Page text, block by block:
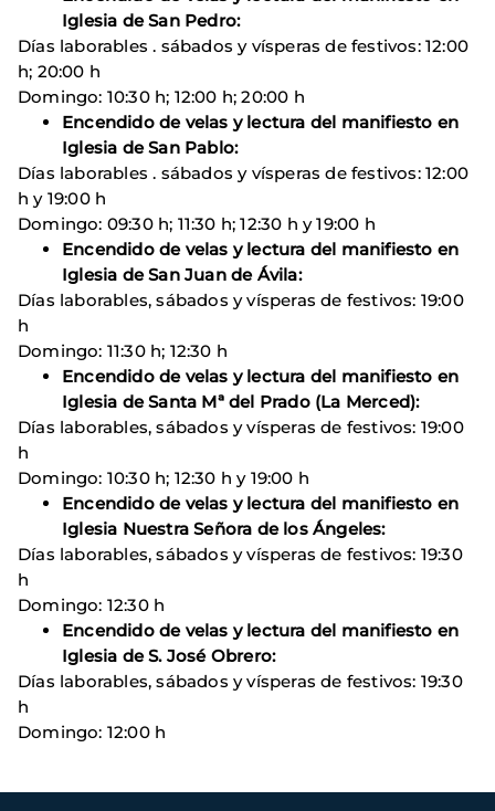
Iglesia de San Pedro:
Días laborables . sábados y vísperas de festivos: 12:00
h; 20:00 h
Domingo: 10:30 h; 12:00 h; 20:00 h
Encendido de velas y lectura del manifiesto en
Iglesia de San Pablo:
Días laborables . sábados y vísperas de festivos: 12:00
h y 19:00 h
Domingo: 09:30 h; 11:30 h; 12:30 h y 19:00 h
Encendido de velas y lectura del manifiesto en
Iglesia de San Juan de Ávila:
Días laborables, sábados y vísperas de festivos: 19:00
h
Domingo: 11:30 h; 12:30 h
Encendido de velas y lectura del manifiesto en
Iglesia de Santa Mª del Prado (La Merced):
Días laborables, sábados y vísperas de festivos: 19:00
h
Domingo: 10:30 h; 12:30 h y 19:00 h
Encendido de velas y lectura del manifiesto en
Iglesia Nuestra Señora de los Ángeles:
Días laborables, sábados y vísperas de festivos: 19:30
h
Domingo: 12:30 h
Encendido de velas y lectura del manifiesto en
Iglesia de S. José Obrero:
Días laborables, sábados y vísperas de festivos: 19:30
h
Domingo: 12:00 h